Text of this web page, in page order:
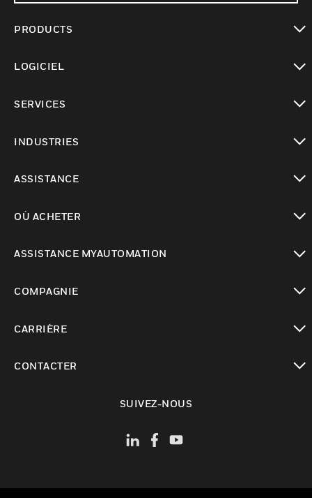
PRODUCTS
LOGICIEL
SERVICES
INDUSTRIES
ASSISTANCE
OÙ ACHETER
ASSISTANCE MYAUTOMATION
COMPAGNIE
CARRIÈRE
CONTACTER
SUIVEZ-NOUS